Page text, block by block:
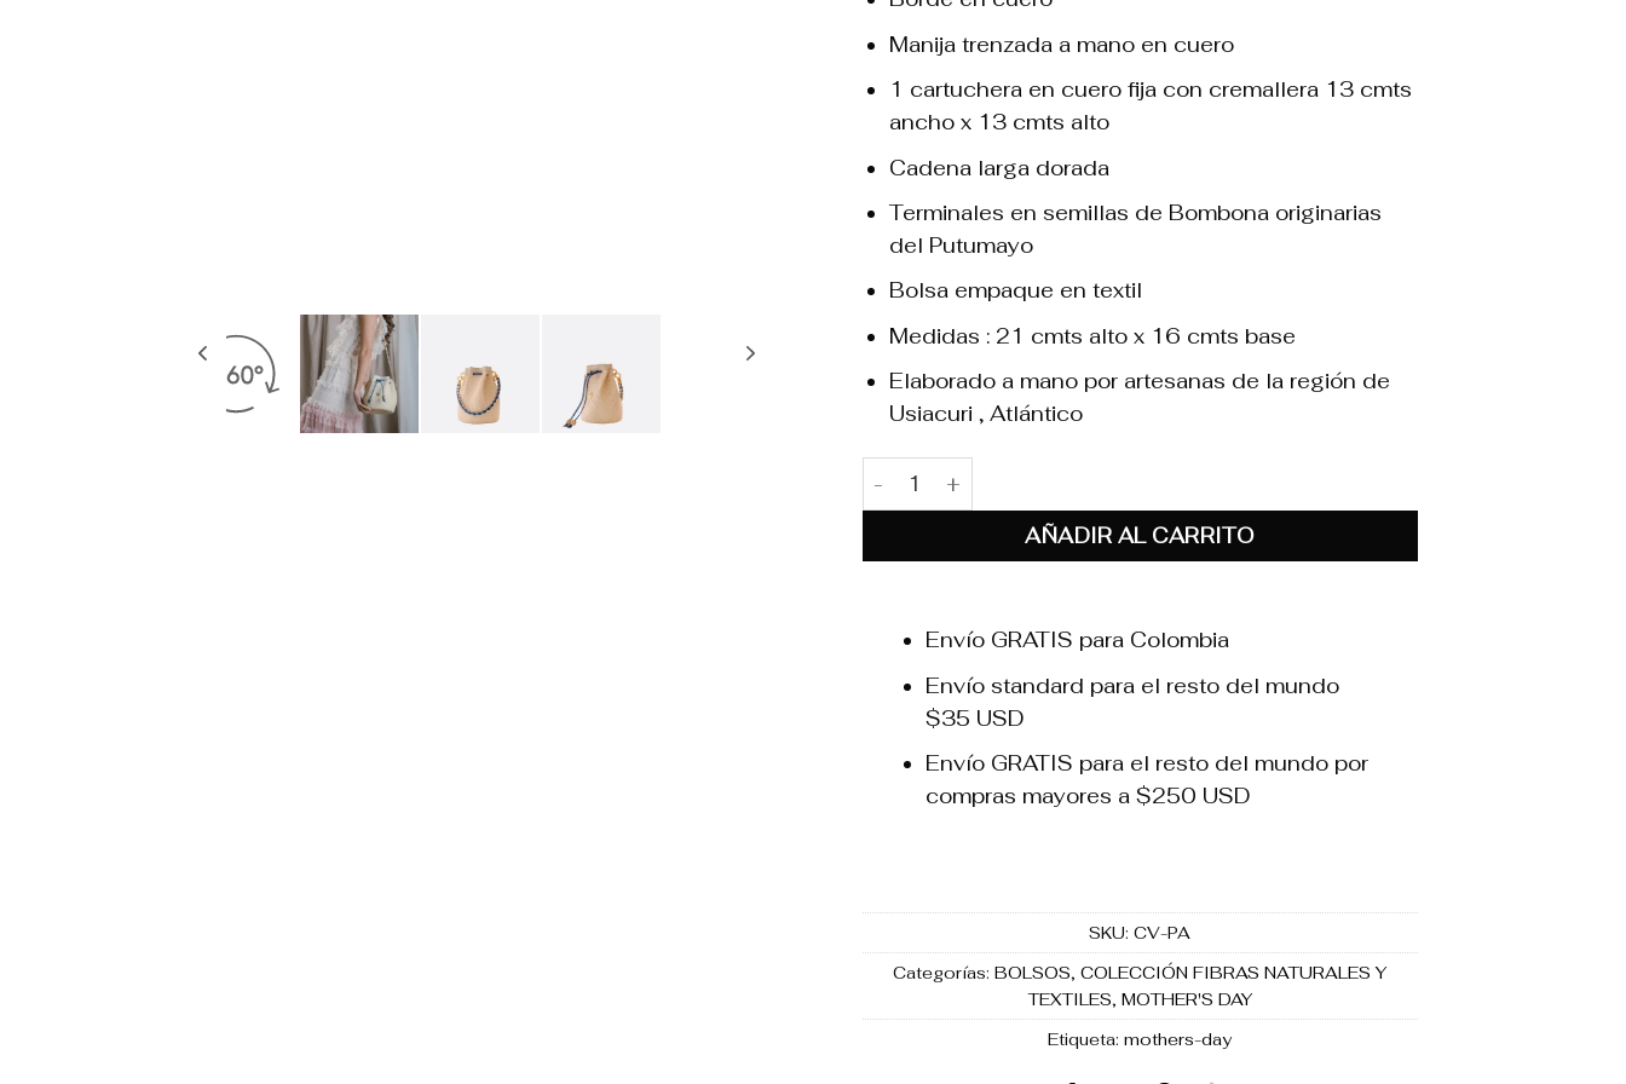
Manija trenzada a mano en cuero
1 cartuchera en cuero fija con cremallera 13 cmts
ancho x 13 cmts alto
Cadena larga dorada
Terminales en semillas de Bombona originarias
del Putumayo
Bolsa empaque en textil
Medidas : 21 cmts alto x 16 cmts base
Elaborado a mano por artesanas de la región de
Usiacuri , Atlántico
Valentina Azul Bruma cantidad
AÑADIR AL CARRITO
Envío GRATIS para Colombia
Envío standard para el resto del mundo
$35 USD
Envío GRATIS para el resto del mundo por
compras mayores a $250 USD
SKU: CV-PA
Categorías: BOLSOS, COLECCIÓN FIBRAS NATURALES Y
TEXTILES, MOTHER'S DAY
Etiqueta: mothers-day